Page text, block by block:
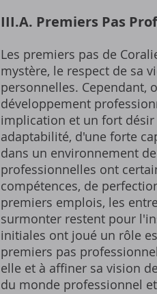
III.A. Premiers Pas
Les premiers pas de
mystère, le respect de sa
personnelles. Cependant,
développement
implication et un fort
adaptabilité, d'une forte
dans un environnement
professionnelles ont
compétences, de
premiers emplois, les
surmonter restent pour
initiales ont joué un rôle
premiers pas
elle et à affiner sa vision
du monde professionnel